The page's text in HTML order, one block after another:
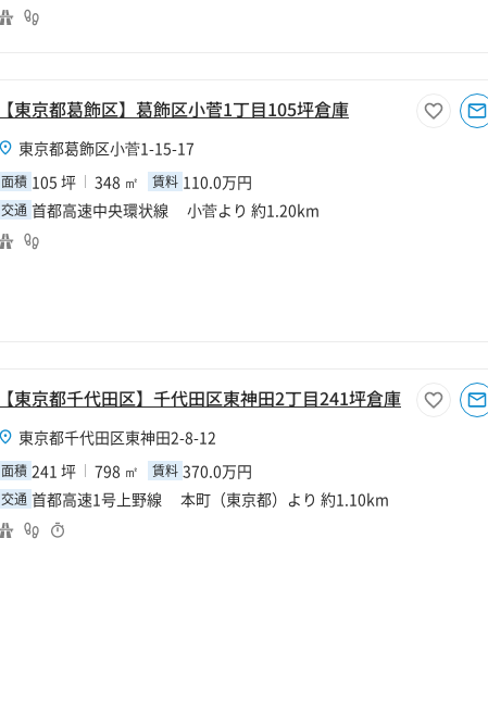
【東京都葛飾区】葛飾区小菅1丁目105坪倉庫
東京都葛飾区小菅1-15-17
面積 105 坪 348 ㎡ 賃料 110.0万円
交通 首都高速中央環状線 小菅より 約1.20km
【東京都千代田区】千代田区東神田2丁目241坪倉庫
東京都千代田区東神田2-8-12
面積 241 坪 798 ㎡ 賃料 370.0万円
交通 首都高速1号上野線 本町（東京都）より 約1.10km